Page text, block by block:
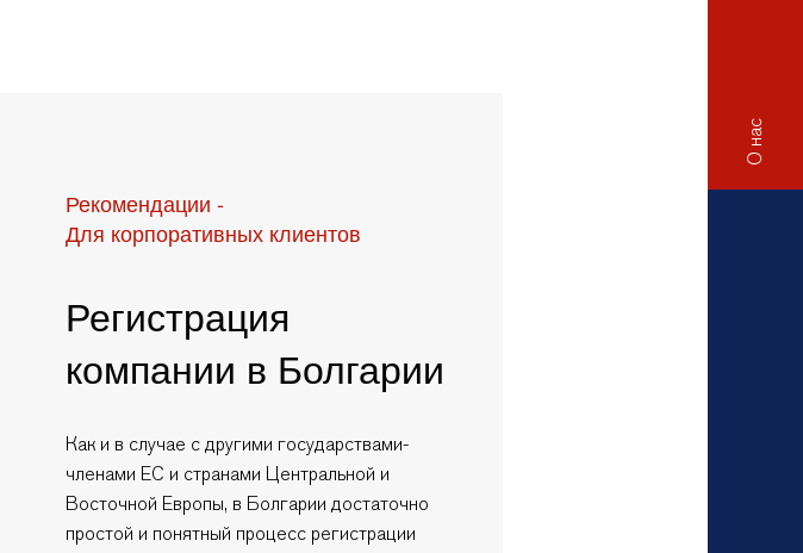
О нас
Рекомендации -
Для корпоративных клиентов
Регистрация
компании в Болгарии
Как и в случае с другими государствами-
членами ЕС и странами Центральной и
Восточной Европы, в Болгарии достаточно
простой и понятный процесс регистрации